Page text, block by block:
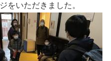
をいただきました。